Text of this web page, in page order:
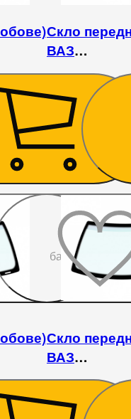
2114/2115
Скло
ВАЗ
2108/2109/
2 430
До
бажаного
2106/2107
Скло
ВАЗ
2101/2102/
/ Fiat 124/125